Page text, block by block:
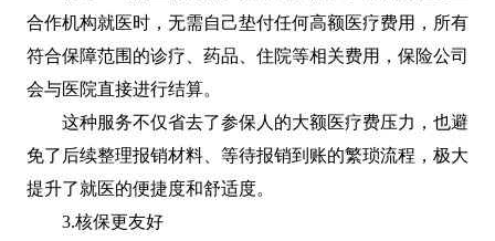
合作机构就医时，无需自己垫付任何高额医疗费用，所有
符合保障范围的诊疗、药品、住院等相关费用，保险公司
会与医院直接进行结算。
这种服务不仅省去了参保人的大额医疗费压力，也避
免了后续整理报销材料、等待报销到账的繁琐流程，极大
提升了就医的便捷度和舒适度。
3.核保更友好